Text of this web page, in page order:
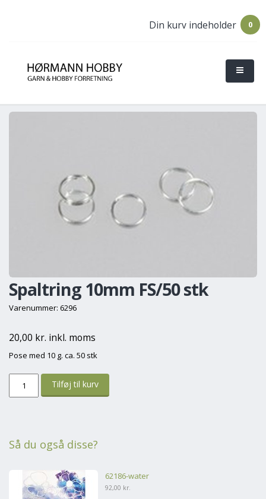
0
Din kurv indeholder
Spaltring 10mm FS/50 stk
Varenummer: 6296
20,00 kr. inkl. moms
Pose med 10 g. ca. 50 stk
Så du også disse?
62186-water
92,00 kr.